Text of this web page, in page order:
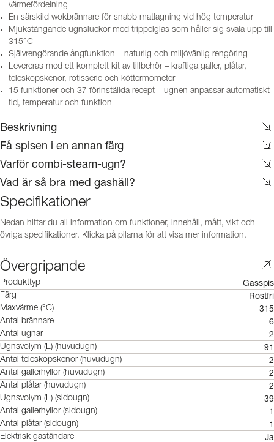
värmefördelning
En särskild wokbrännare för snabb matlagning vid hög temperatur
Mjukstängande ugnsluckor med trippelglas som håller sig svala upp till
315°C
Självrengörande ångfunktion – naturlig och miljövänlig rengöring
Levereras med ett komplett kit av tillbehör – kraftiga galler, plåtar,
teleskopskenor, rotisserie och köttermometer
15 funktioner och 37 förinställda recept – ugnen anpassar automatiskt
tid, temperatur och funktion
Beskrivning
Få spisen i en annan färg
Varför combi-steam-ugn?
Vad är så bra med gashäll?
Specifikationer
Nedan hittar du all information om funktioner, innehåll, mått, vikt och
övriga specifikationer. Klicka på pilarna för att visa mer information.
Övergripande
Produkttyp Gasspis
Färg Rostfri
Maxvärme (°C) 315
Antal brännare 6
Antal ugnar 2
Ugnsvolym (L) (huvudugn) 91
Antal teleskopskenor (huvudugn) 2
Antal gallerhyllor (huvudugn) 2
Antal plåtar (huvudugn) 2
Ugnsvolym (L) (sidougn) 39
Antal gallerhyllor (sidougn) 1
Antal plåtar (sidougn) 1
Elektrisk gaständare Ja